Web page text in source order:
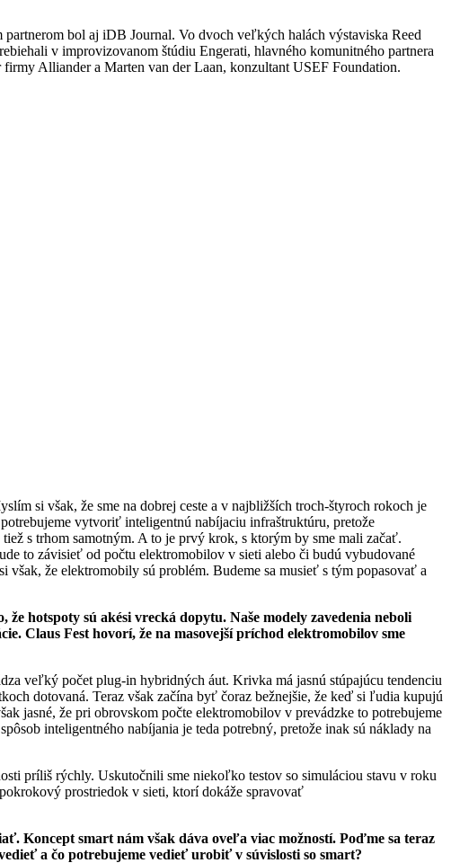
bol aj iDB Journal. Vo dvoch veľkých halách výstaviska Reed
v improvizovanom štúdiu Engerati, hlavného komunitného partnera
Alliander a Marten van der Laan, konzultant USEF Foundation.
si však, že sme na dobrej ceste a v najbližších troch-štyroch rokoch je
vytvoriť inteligentnú nabíjaciu infraštruktúru, pretože
s trhom samotným. A to je prvý krok, s ktorým by sme mali začať.
to závisieť od počtu elektromobilov v sieti alebo či budú vybudované
že elektromobily sú problém. Budeme sa musieť s tým popasovať a
hotspoty sú akési vrecká dopytu. Naše modely zavedenia neboli
Claus Fest hovorí, že na masovejší príchod elektromobilov sme
veľký počet plug-in hybridných áut. Krivka má jasnú stúpajúcu tendenciu
dotovaná. Teraz však začína byť čoraz bežnejšie, že keď si ľudia kupujú
jasné, že pri obrovskom počte elektromobilov v prevádzke to potrebujeme
inteligentného nabíjania je teda potrebný, pretože inak sú náklady na
príliš rýchly. Uskutočnili sme niekoľko testov so simuláciou stavu v roku
prostriedok v sieti, ktorí dokáže spravovať
Koncept smart nám však dáva oveľa viac možností. Poďme sa teraz
a čo potrebujeme vedieť urobiť v súvislosti so smart?